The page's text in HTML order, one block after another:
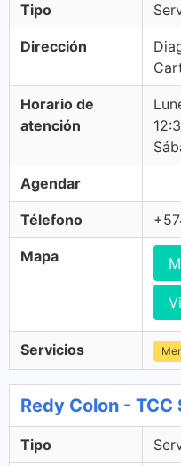
Tipo
Dirección
Horario de
atención
Agendar
Télefono
Mapa
Servicios
Redy Colon -
Tipo